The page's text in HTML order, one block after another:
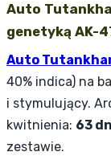
Auto
genetyką AK-
Auto
40% indica) na
i stymulujący.
kwitnienia: 63
zestawie.